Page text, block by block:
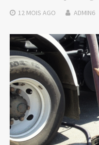
12 MOIS AGO ADMIN6